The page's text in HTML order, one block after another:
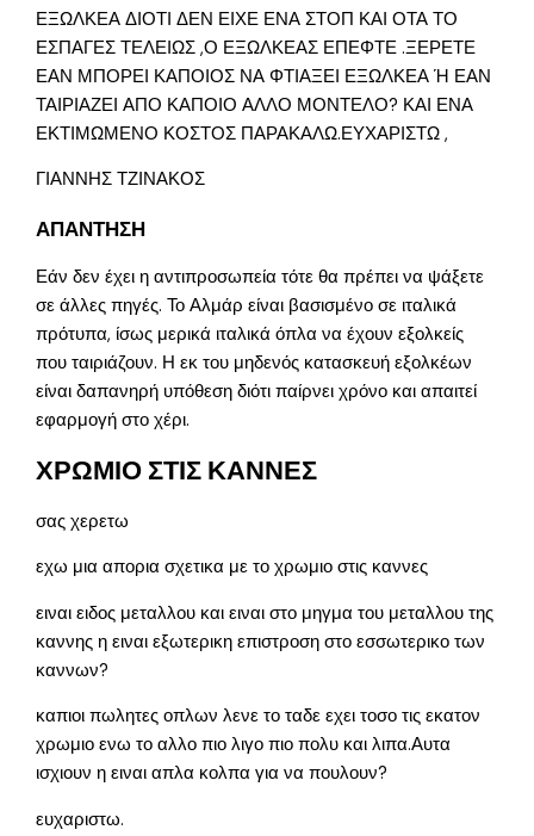
ΕΞΩΛΚΕΑ ΔΙΟΤΙ ΔΕΝ ΕΙΧΕ ΕΝΑ ΣΤΟΠ ΚΑΙ ΟΤΑ ΤΟ
ΕΣΠΑΓΕΣ ΤΕΛΕΙΩΣ ,Ο ΕΞΩΛΚΕΑΣ ΕΠΕΦΤΕ .ΞΕΡΕΤΕ
ΕΑΝ ΜΠΟΡΕΙ ΚΑΠΟΙΟΣ ΝΑ ΦΤΙΑΞΕΙ ΕΞΩΛΚΕΑ Ή ΕΑΝ
ΤΑΙΡΙΑΖΕΙ ΑΠΟ ΚΑΠΟΙΟ ΑΛΛΟ ΜΟΝΤΕΛΟ? ΚΑΙ ΕΝΑ
ΕΚΤΙΜΩΜΕΝΟ ΚΟΣΤΟΣ ΠΑΡΑΚΑΛΩ.ΕΥΧΑΡΙΣΤΩ ,
ΓΙΑΝΝΗΣ ΤΖΙΝΑΚΟΣ
ΑΠΑΝΤΗΣΗ
Εάν δεν έχει η αντιπροσωπεία τότε θα πρέπει να ψάξετε
σε άλλες πηγές. Το Αλμάρ είναι βασισμένο σε ιταλικά
πρότυπα, ίσως μερικά ιταλικά όπλα να έχουν εξολκείς
που ταιριάζουν. Η εκ του μηδενός κατασκευή εξολκέων
είναι δαπανηρή υπόθεση διότι παίρνει χρόνο και απαιτεί
εφαρμογή στο χέρι.
ΧΡΩΜΙΟ ΣΤΙΣ ΚΑΝΝΕΣ
σας χερετω
εχω μια απορια σχετικα με το χρωμιο στις καννες
ειναι ειδος μεταλλου και ειναι στο μηγμα του μεταλλου της
καννης η ειναι εξωτερικη επιστροση στο εσσωτερικο των
καννων?
καπιοι πωλητες οπλων λενε το ταδε εχει τοσο τις εκατον
χρωμιο ενω το αλλο πιο λιγο πιο πολυ και λιπα.Αυτα
ισχιουν η ειναι απλα κολπα για να πουλουν?
ευχαριστω.